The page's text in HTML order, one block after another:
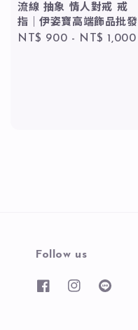
流線 抽象 情人對戒 戒
指｜伊姿寶高端飾品批發
Regular
NT$ 900 - NT$ 1,000
Follow us